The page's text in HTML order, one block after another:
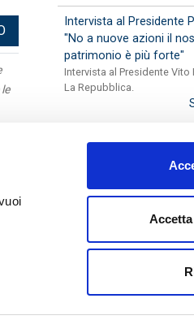
Intervista al Presidente
"No a nuove azioni il
patrimonio è più forte"
Intervista al Presidente Vito
La Repubblica.
Fotogallery
Disconoscimenti